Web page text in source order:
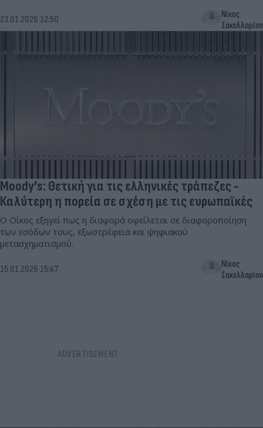
23.01.2026 12:50
Νίκος
Σακελλαρίου
Moody’s: Θετική για τις ελληνικές τράπεζες -
Καλύτερη η πορεία σε σχέση με τις ευρωπαϊκές
Ο Οίκος εξηγεί πως η διαφορά οφείλεται σε διαφοροποίηση
των εσόδων τους, εξωστρέφεια και ψηφιακού
μετασχηματισμού.
15.01.2026 15:47
Νίκος
Σακελλαρίου